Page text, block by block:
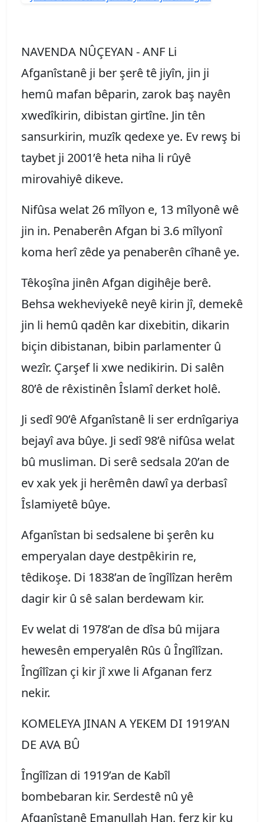
NAVENDA NÛÇEYAN - ANF Li
Afganîstanê ji ber şerê tê jiyîn, jin ji
hemû mafan bêparin, zarok baş nayên
xwedîkirin, dibistan girtîne. Jin tên
sansurkirin, muzîk qedexe ye. Ev rewş bi
taybet ji 2001’ê heta niha li rûyê
mirovahiyê dikeve.
Nifûsa welat 26 mîlyon e, 13 mîlyonê wê
jin in. Penaberên Afgan bi 3.6 mîlyonî
koma herî zêde ya penaberên cîhanê ye.
Têkoşîna jinên Afgan digihêje berê.
Behsa wekheviyekê neyê kirin jî, demekê
jin li hemû qadên kar dixebitin, dikarin
biçin dibistanan, bibin parlamenter û
wezîr. Çarşef li xwe nedikirin. Di salên
80’ê de rêxistinên Îslamî derket holê.
Ji sedî 90’ê Afganîstanê li ser erdnîgariya
bejayî ava bûye. Ji sedî 98’ê nifûsa welat
bû musliman. Di serê sedsala 20’an de
ev xak yek ji herêmên dawî ya derbasî
Îslamiyetê bûye.
Afganîstan bi sedsalene bi şerên ku
emperyalan daye destpêkirin re,
têdikoşe. Di 1838’an de îngîlîzan herêm
dagir kir û sê salan berdewam kir.
Ev welat di 1978’an de dîsa bû mijara
hewesên emperyalên Rûs û Îngîlîzan.
Îngîlîzan çi kir jî xwe li Afganan ferz
nekir.
KOMELEYA JINAN A YEKEM DI 1919’AN
DE AVA BÛ
Îngîlîzan di 1919’an de Kabîl
bombebaran kir. Serdestê nû yê
Afganîstanê Emanullah Han, ferz kir ku